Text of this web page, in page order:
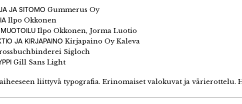
JA SITOMO Gummerus Oy
Ilpo Okkonen
Ilpo Okkonen, Jorma Luotio
JA KIRJAPAINO Kirjapaino Oy Kaleva
Sigloch
Gill Sans Light
liittyvä typografia. Erinomaiset valokuvat ja värierottelu.